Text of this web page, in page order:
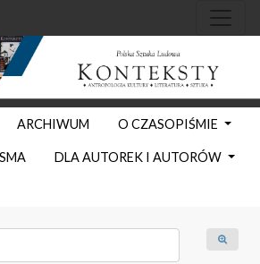
ARCHIWUM O CZASOPIŚMIE
DLA AUTOREK I AUTORÓW